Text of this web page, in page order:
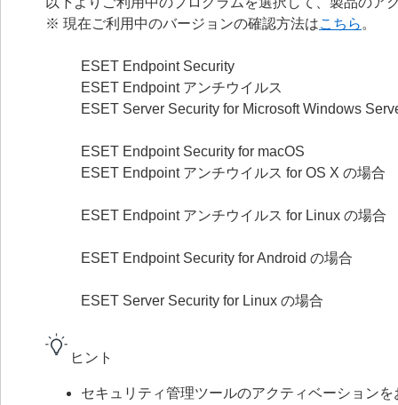
※ 現在ご利用中のバージョンの確認方法はこちら 。
ESET Endpoint Security
ESET Endpoint アンチウイルス
ESET Server Security for Microsoft Windows
ESET Endpoint Security for macOS
ESET Endpoint アンチウイルス for OS X の場合
ESET Endpoint アンチウイルス for Linux の場合
ESET Endpoint Security for Android の場合
ESET Server Security for Linux の場合
ヒント
セキュリティ管理ツールのアクティベーション